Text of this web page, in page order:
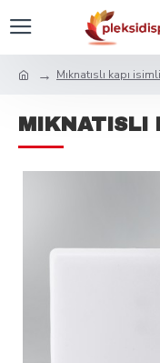
Mıknatıslı kapı
MIKNATISLI